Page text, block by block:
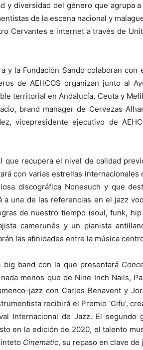
y diversidad del género que agrupa
de la escena nacional y
Cervantes e internet a través de
y la Fundación Sando colaboran
de AEHCOS organizan junto al
territorial en Andalucía, Ceuta y
brand manager de Cervezas
vicepresidente ejecutivo de
recupera el nivel de calidad
con varias estrellas
discográfica Nonesuch y que
a una de las referencias en el jazz
de nuestro tiempo (soul, funk,
camerunés y un pianista
las afinidades entre la música
big band con la que presentará
menos que de Nine Inch Nails,
jazz con Carles Benavent y
recibirá el Premio ‘Cifu’,
Internacional de Jazz. El
en la edición de 2020, el talento
Cinematic, su repaso en clave